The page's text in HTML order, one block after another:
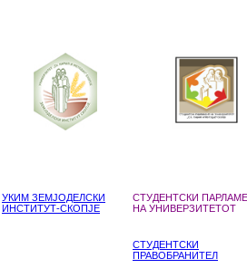
УКИМ ЗЕМЈОДЕЛСКИ
ИНСТИТУТ-СКОПЈЕ
СТУДЕНТСКИ
НА УНИВЕРЗИТЕТОТ
СТУДЕНТСКИ
ПРАВОБРАНИТЕЛ